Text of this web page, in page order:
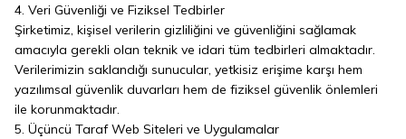
4. Veri Güvenliği ve Fiziksel Tedbirler
Şirketimiz, kişisel verilerin gizliliğini ve güvenliğini sağlamak
amacıyla gerekli olan teknik ve idari tüm tedbirleri almaktadır.
Verilerimizin saklandığı sunucular, yetkisiz erişime karşı hem
yazılımsal güvenlik duvarları hem de fiziksel güvenlik önlemleri
ile korunmaktadır.
5. Üçüncü Taraf Web Siteleri ve Uygulamalar